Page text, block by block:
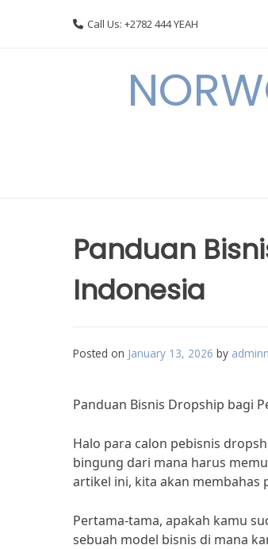
Call Us: +2782 444 YEAH
Panduan
Indonesia
Posted on January 13, 2026 by
Panduan Bisnis Dropship bagi
Halo para calon pebisnis
bingung dari mana harus
artikel ini, kita akan membahas
Pertama-tama, apakah kamu
sebuah model bisnis di mana